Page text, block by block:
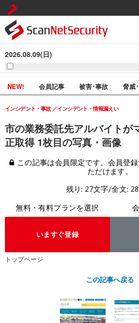
2026.08.09(日)
NEW! 会員記事 被害･事故 脅威
市の業務委託先アルバイトが
正取得 1枚目の写真・画像
インシデント・事故 インシデント・情報漏えい
この記事は会員限定です。会員登
ただけます。
残り: 27文字/全文:
無料・有料プランを選択
いますぐ登録
トップページ
この記事へ戻る